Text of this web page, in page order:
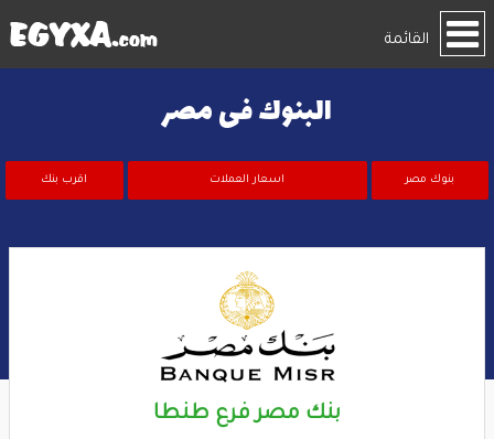
القائمة
البنوك فى مصر
بنوك مصر اسعار العملات اقرب بنك
بنك مصر فرع طنطا